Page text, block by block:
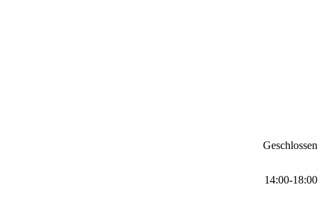
Geschlossen
14:00-18:00